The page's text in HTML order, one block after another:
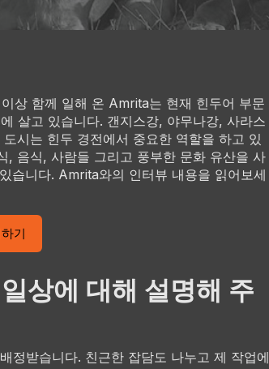
상 함께 일해 온 Amrita는 현재 힌두어 부문
살고 있습니다. 갠지스강, 야무나강, 사라스
시는 힌두 경전에서 중요한 역할을 하고 있
음식, 사람들 그리고 풍부한 문화 유산을 사
습니다. Amrita와의 인터뷰 내용을 읽어보세
기
상에 대해 설명해 주
정받습니다. 친근한 잡담도 나누고 제 작업에